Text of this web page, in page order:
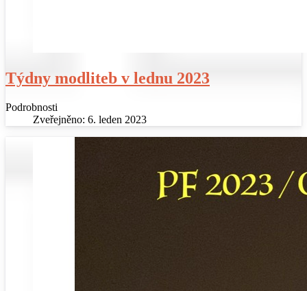
Týdny modliteb v lednu 2023
Podrobnosti
Zveřejněno: 6. leden 2023